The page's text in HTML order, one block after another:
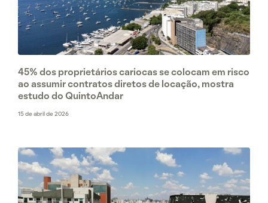
45% dos proprietários cariocas se colocam em risco
ao assumir contratos diretos de locação, mostra
estudo do QuintoAndar
15 de abril de 2026